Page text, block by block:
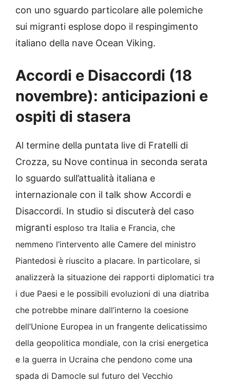
con uno sguardo particolare alle polemiche
sui migranti esplose dopo il respingimento
italiano della nave Ocean Viking.
Accordi e Disaccordi (18
novembre): anticipazioni e
ospiti di stasera
Al termine della puntata live di Fratelli di
Crozza, su Nove continua in seconda serata
lo sguardo sull’attualità italiana e
internazionale con il talk show Accordi e
Disaccordi. In studio si discuterà del caso
migranti esploso tra Italia e Francia, che
nemmeno l’intervento alle Camere del ministro
Piantedosi è riuscito a placare. In particolare, si
analizzerà la situazione dei rapporti diplomatici tra
i due Paesi e le possibili evoluzioni di una diatriba
che potrebbe minare dall’interno la coesione
dell’Unione Europea in un frangente delicatissimo
della geopolitica mondiale, con la crisi energetica
e la guerra in Ucraina che pendono come una
spada di Damocle sul futuro del Vecchio